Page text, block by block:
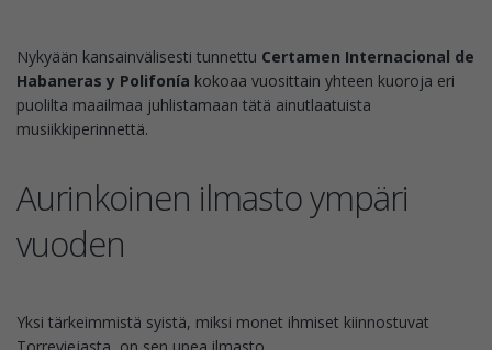
Nykyään kansainvälisesti tunnettu Certamen Internacional de
Habaneras y Polifonía kokoaa vuosittain yhteen kuoroja eri
puolilta maailmaa juhlistamaan tätä ainutlaatuista
musiikkiperinnettä.
Aurinkoinen ilmasto ympäri
vuoden
Yksi tärkeimmistä syistä, miksi monet ihmiset kiinnostuvat